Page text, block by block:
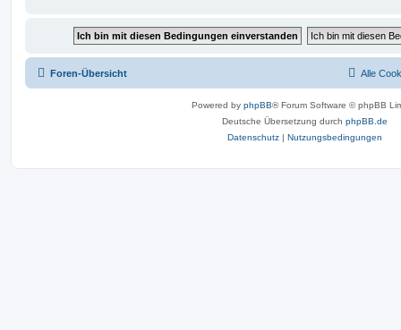
Foren-Übersicht Alle
Powered by phpBB® Forum Software © phpBB
Deutsche Übersetzung durch phpBB.de
Datenschutz | Nutzungsbedingungen